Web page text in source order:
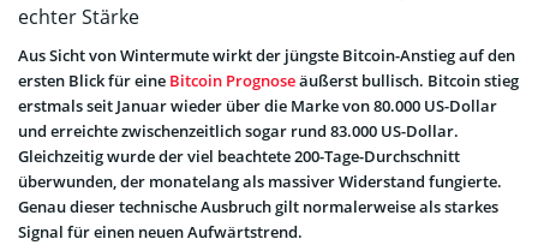
echter Stärke
Aus Sicht von Wintermute wirkt der jüngste Bitcoin-Anstieg auf den
ersten Blick für eine Bitcoin Prognoseäußerst bullisch. Bitcoin stieg
erstmals seit Januar wieder über die Marke von 80.000 US-Dollar
und erreichte zwischenzeitlich sogar rund 83.000 US-Dollar.
Gleichzeitig wurde der viel beachtete 200-Tage-Durchschnitt
überwunden, der monatelang als massiver Widerstand fungierte.
Genau dieser technische Ausbruch gilt normalerweise als starkes
Signal für einen neuen Aufwärtstrend.